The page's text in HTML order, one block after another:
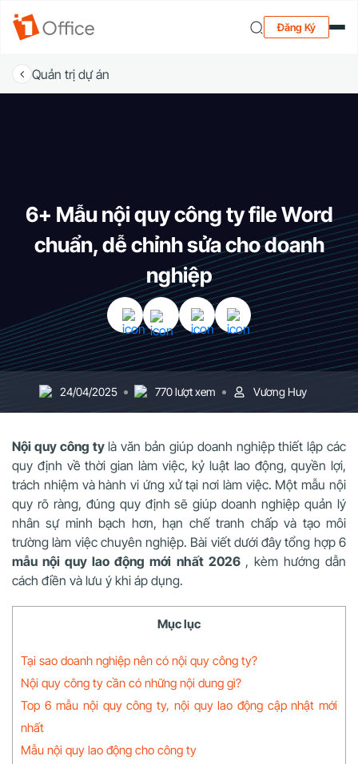
Đăng Ký
Quản trị dự án
6+ Mẫu nội quy công ty file Word
chuẩn, dễ chỉnh sửa cho doanh
nghiệp
24/04/2025 770 lượt xem Vương Huy
Nội quy công tylà văn bản giúp doanh nghiệp thiết lập các
quy định về thời gian làm việc, kỷ luật lao động, quyền lợi,
trách nhiệm và hành vi ứng xử tại nơi làm việc. Một mẫu nội
quy rõ ràng, đúng quy định sẽ giúp doanh nghiệp quản lý
nhân sự minh bạch hơn, hạn chế tranh chấp và tạo môi
trường làm việc chuyên nghiệp. Bài viết dưới đây tổng hợp 6
mẫu nội quy lao động mới nhất 2026 , kèm hướng dẫn
cách điền và lưu ý khi áp dụng.
Mục lục
Tại sao doanh nghiệp nên có nội quy công ty?
Nội quy công ty cần có những nội dung gì?
Top 6 mẫu nội quy công ty, nội quy lao động cập nhật mới
nhất
Mẫu nội quy lao động cho công ty